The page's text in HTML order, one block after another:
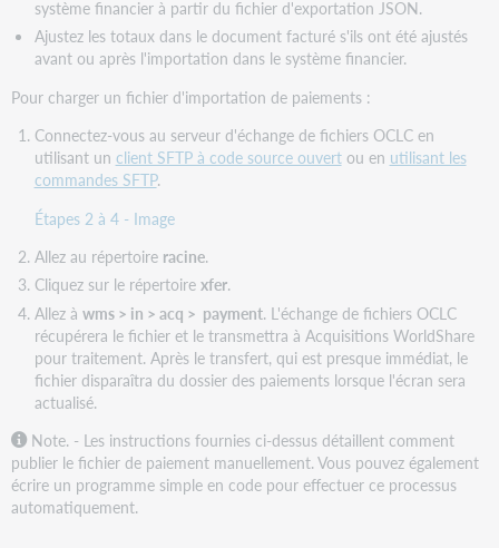
système financier à partir du fichier d'exportation JSON.
Ajustez les totaux dans le document facturé s'ils ont été ajustés
avant ou après l'importation dans le système financier.
Pour charger un fichier d'importation de paiements :
Connectez-vous au serveur d'échange de fichiers OCLC en
utilisant un client SFTP à code source ouvertou en utilisant les
commandes SFTP.
Étapes 2 à 4 - Image
Allez au répertoire racine.
Cliquez sur le répertoire xfer.
Allez à wms > in > acq > payment. L'échange de fichiers OCLC
récupérera le fichier et le transmettra à Acquisitions WorldShare
pour traitement. Après le transfert, qui est presque immédiat, le
fichier disparaîtra du dossier des paiements lorsque l'écran sera
actualisé.
Note. - Les instructions fournies ci-dessus détaillent comment
publier le fichier de paiement manuellement. Vous pouvez également
écrire un programme simple en code pour effectuer ce processus
automatiquement.